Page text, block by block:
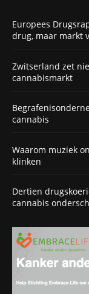
Europees
drug, maar markt
Zwitserland zet
cannabismarkt
cannabis
Waarom muziek
klinken
Dertien
cannabis